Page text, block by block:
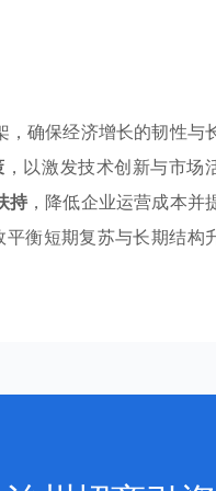
，确保经济增长的韧性与
，以激发技术创新与市场
持，降低企业运营成本并
衡短期复苏与长期结构